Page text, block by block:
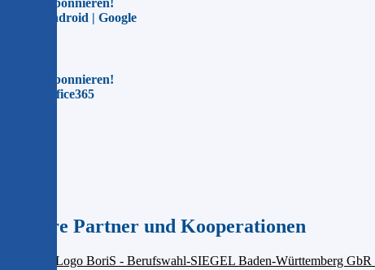
Jetzt abonnieren!
Für Android | Google
Jetzt abonnieren!
Für Office365
Unsere Partner und Kooperationen